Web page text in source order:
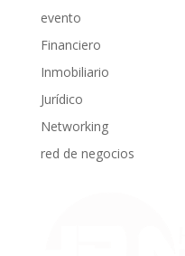
evento
Financiero
Inmobiliario
Jurídico
Networking
red de negocios